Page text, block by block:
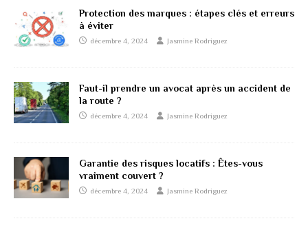
Protection des marques : étapes clés et erreurs
à éviter
décembre 4, 2024 Jasmine Rodriguez
Faut-il prendre un avocat après un accident de
la route ?
décembre 4, 2024 Jasmine Rodriguez
Garantie des risques locatifs : Êtes-vous
vraiment couvert ?
décembre 4, 2024 Jasmine Rodriguez